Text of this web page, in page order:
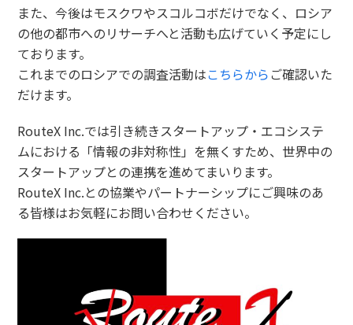
また、今後はモスクワやスコルコボだけでなく、ロシア
の他の都市へのリサーチへと活動も広げていく予定にし
ております。
これまでのロシアでの調査活動はこちらから ご確認いた
だけます。
RouteX Inc.では引き続きスタートアップ・エコシステ
ムにおける「情報の非対称性」を無くすため、世界中の
スタートアップとの連携を進めてまいります。
RouteX Inc.との協業やパートナーシップにご興味のあ
る皆様はお気軽にお問い合わせください。